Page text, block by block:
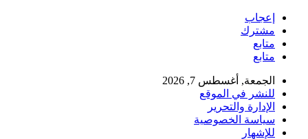
إعجاب
مشترك
متابع
متابع
الجمعة, أغسطس 7, 2026
للنشر في الموقع
الإدارة والتحرير
سياسة الخصوصية
للإشهار